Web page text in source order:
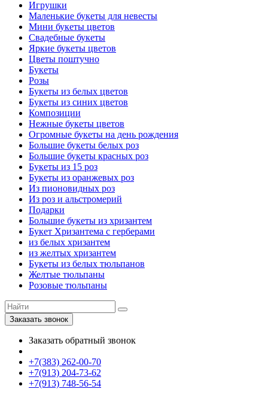
Игрушки
Маленькие букеты для невесты
Мини букеты цветов
Свадебные букеты
Яркие букеты цветов
Цветы поштучно
Букеты
Розы
Букеты из белых цветов
Букеты из синих цветов
Композиции
Нежные букеты цветов
Огромные букеты на день рождения
Большие букеты белых роз
Большие букеты красных роз
Букеты из 15 роз
Букеты из оранжевых роз
Из пионовидных роз
Из роз и альстромерий
Подарки
Большие букеты из хризантем
Букет Хризантема с герберами
из белых хризантем
из желтых хризантем
Букеты из белых тюльпанов
Желтые тюльпаны
Розовые тюльпаны
Заказать звонок
Заказать обратный звонок
+7(383) 262-00-70
+7(913) 204-73-62
+7(913) 748-56-54